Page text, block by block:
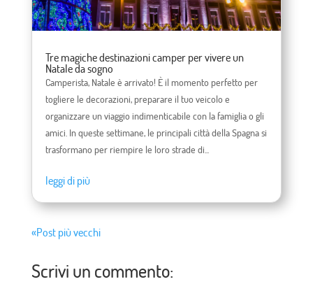
Tre magiche destinazioni camper per vivere un
Natale da sogno
Camperista, Natale è arrivato! È il momento perfetto per
togliere le decorazioni, preparare il tuo veicolo e
organizzare un viaggio indimenticabile con la famiglia o gli
amici. In queste settimane, le principali città della Spagna si
trasformano per riempire le loro strade di...
leggi di più
«Post più vecchi
Scrivi un commento: